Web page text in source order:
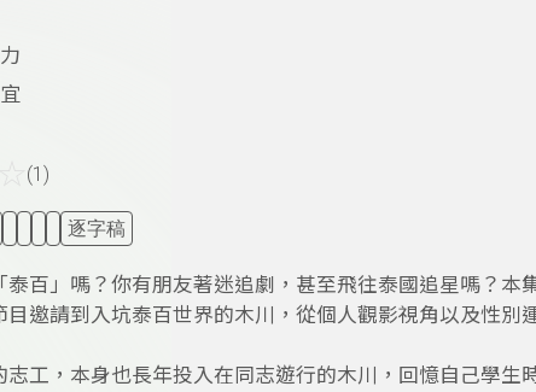
(1)
逐字稿
泰百」嗎？你有朋友著迷追劇，甚至飛往泰國追星嗎？
目邀請到入坑泰百世界的木川，從個人觀影視角以及性別
志工，本身也長年投入在同志遊行的木川，回憶自己學生